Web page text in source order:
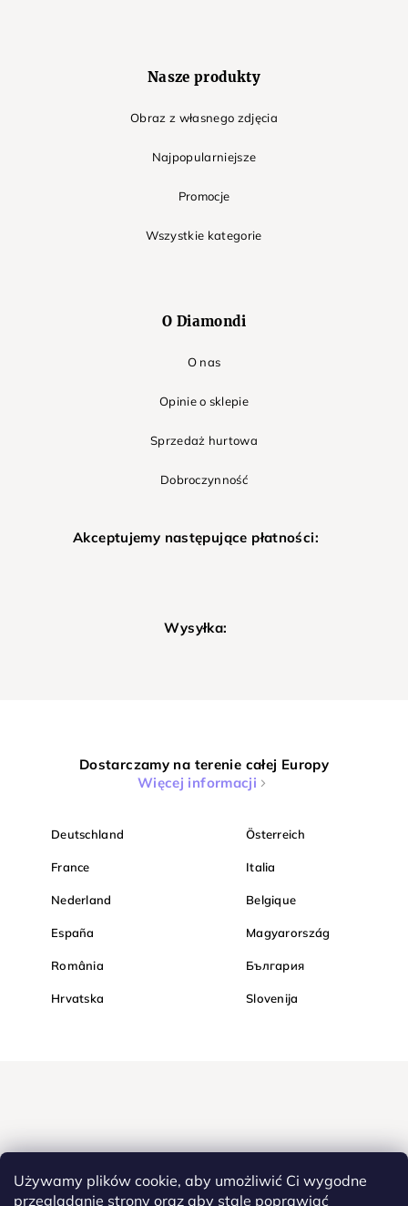
Używamy plików cookie, aby umożliwić Ci wygodne
przeglądanie strony oraz aby stale poprawiać
Nasze produkty
Obraz z własnego zdjęcia
Najpopularniejsze
Promocje
Wszystkie kategorie
O Diamondi
O nas
Opinie o sklepie
Sprzedaż hurtowa
Dobroczynność
Akceptujemy następujące płatności:
Wysyłka:
Dostarczamy na terenie całej Europy
Więcej informacji
Deutschland Österreich
France Italia
Nederland Belgique
España Magyarország
România България
Hrvatska Slovenija